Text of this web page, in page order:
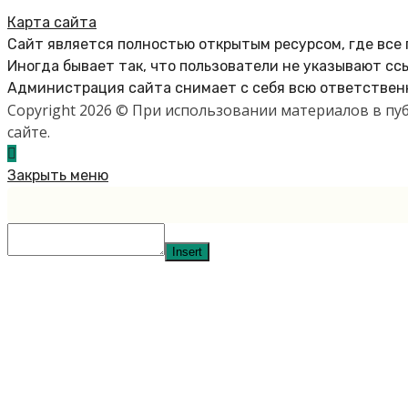
Карта сайта
Сайт является полностью открытым ресурсом, где
Иногда бывает так, что пользователи не указывают
Администрация сайта снимает с себя всю
Copyright 2026 © При использовании материалов в
сайте.
Закрыть меню
Insert